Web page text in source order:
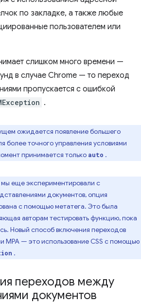
по закладке, а также любые
пользователем или
слишком много времени —
в случае Chrome — то переход
пропускается с ошибкой
.
ожидается появление большего
более точного управления условиями
принимается только auto .
еще экспериментировали с
документов, опция
с помощью метатега. Это была
авторам тестировать функцию, пока
Новый способ включения переходов
MPA — это использование CSS с помощью
.
переходов между
документов